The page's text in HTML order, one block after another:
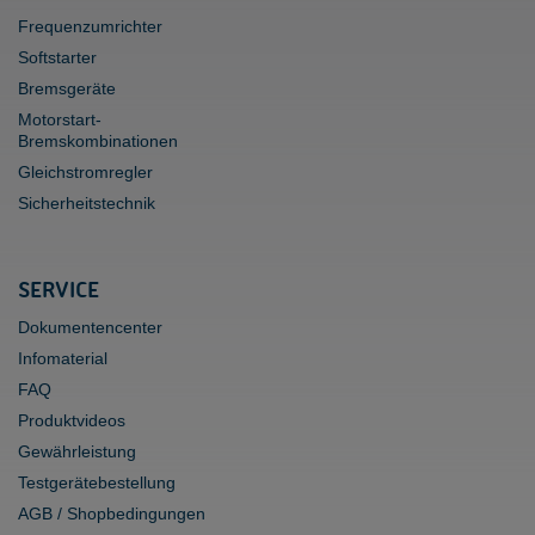
Frequenzumrichter
Softstarter
Bremsgeräte
Motorstart-
Bremskombinationen
Gleichstromregler
Sicherheitstechnik
SERVICE
Dokumentencenter
Infomaterial
FAQ
Produktvideos
Gewährleistung
Testgerätebestellung
AGB / Shopbedingungen